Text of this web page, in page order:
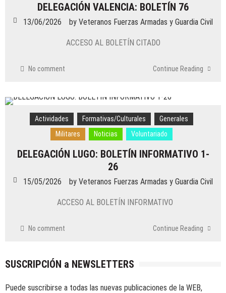
DELEGACIÓN VALENCIA: BOLETÍN 76
13/06/2026 by Veteranos Fuerzas Armadas y Guardia Civil
ACCESO AL BOLETÍN CITADO
No comment Continue Reading
Actividades Formativas/Culturales
Generales
Militares
Noticias Voluntariado
DELEGACIÓN LUGO: BOLETÍN INFORMATIVO 1-
26
15/05/2026 by Veteranos Fuerzas Armadas y Guardia Civil
ACCESO AL BOLETÍN INFORMATIVO
No comment Continue Reading
SUSCRIPCIÓN a NEWSLETTERS
Puede suscribirse a todas las nuevas publicaciones de la WEB,